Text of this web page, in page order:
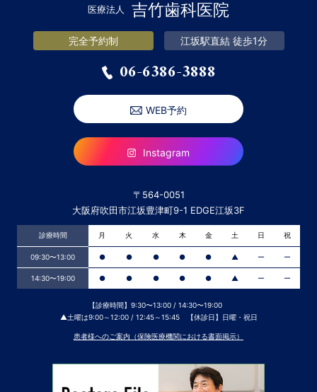
医療法人 吉竹歯科医院
完全予約制 江坂駅直結 徒歩1分
06-6386-3888
WEB予約
Instagram
〒564-0051
大阪府吹田市江坂豊津町9-1 EDGE江坂3F
診療時間 月 火 水 木 金 土 日 祝
09:30〜13:00 ● ● ● ● ● ▲ ー ー
14:30〜19:00 ● ● ● ● ● ▲ ー ー
【診療時間】9:30〜13:00 / 14:30〜19:00
▲土曜は9:00～12:00 / 12:45～15:45 【休診日】日曜・祝日
患者様へのご案内（保険医療機関における書面掲示）